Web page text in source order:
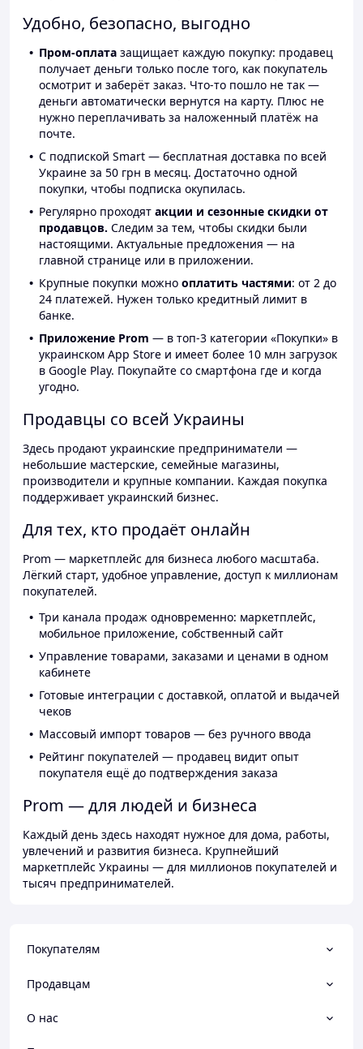
Удобно, безопасно, выгодно
Пром-оплата защищает каждую покупку: продавец
получает деньги только после того, как покупатель
осмотрит и заберёт заказ. Что-то пошло не так —
деньги автоматически вернутся на карту. Плюс не
нужно переплачивать за наложенный платёж на
почте.
С подпиской Smart — бесплатная доставка по всей
Украине за 50 грн в месяц. Достаточно одной
покупки, чтобы подписка окупилась.
Регулярно проходят акции и сезонные скидки от
продавцов. Следим за тем, чтобы скидки были
настоящими. Актуальные предложения — на
главной странице или в приложении.
Крупные покупки можно оплатить частями: от 2 до
24 платежей. Нужен только кредитный лимит в
банке.
Приложение Prom — в топ-3 категории «Покупки» в
украинском App Store и имеет более 10 млн загрузок
в Google Play. Покупайте со смартфона где и когда
угодно.
Продавцы со всей Украины
Здесь продают украинские предприниматели —
небольшие мастерские, семейные магазины,
производители и крупные компании. Каждая покупка
поддерживает украинский бизнес.
Для тех, кто продаёт онлайн
Prom — маркетплейс для бизнеса любого масштаба.
Лёгкий старт, удобное управление, доступ к миллионам
покупателей.
Три канала продаж одновременно: маркетплейс,
мобильное приложение, собственный сайт
Управление товарами, заказами и ценами в одном
кабинете
Готовые интеграции с доставкой, оплатой и выдачей
чеков
Массовый импорт товаров — без ручного ввода
Рейтинг покупателей — продавец видит опыт
покупателя ещё до подтверждения заказа
Prom — для людей и бизнеса
Каждый день здесь находят нужное для дома, работы,
увлечений и развития бизнеса. Крупнейший
маркетплейс Украины — для миллионов покупателей и
тысяч предпринимателей.
Покупателям
Продавцам
О нас